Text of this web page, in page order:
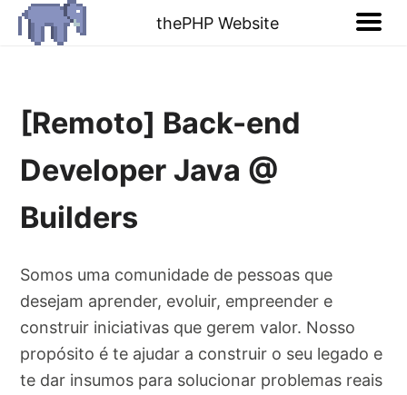
thePHP Website
[Remoto] Back-end
Developer Java @
Builders
Somos uma comunidade de pessoas que
desejam aprender, evoluir, empreender e
construir iniciativas que gerem valor. Nosso
propósito é te ajudar a construir o seu legado e
te dar insumos para solucionar problemas reais